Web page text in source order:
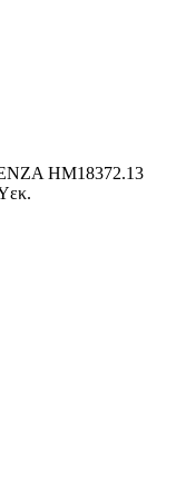
HM18372.13